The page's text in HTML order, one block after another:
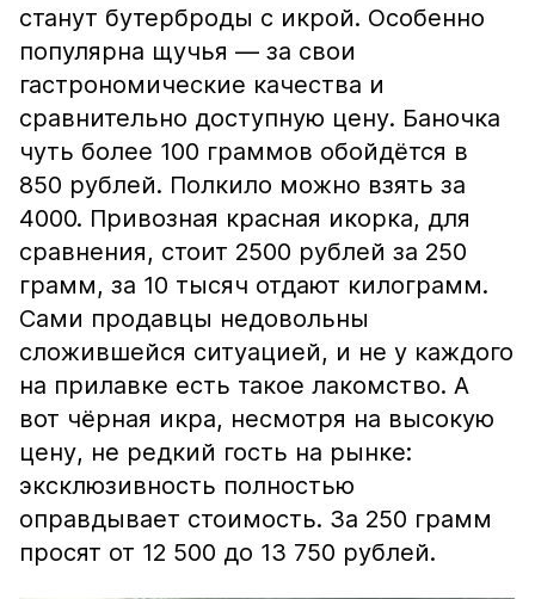
станут бутерброды с икрой. Особенно
популярна щучья — за свои
гастрономические качества и
сравнительно доступную цену. Баночка
чуть более 100 граммов обойдётся в
850 рублей. Полкило можно взять за
4000. Привозная красная икорка, для
сравнения, стоит 2500 рублей за 250
грамм, за 10 тысяч отдают килограмм.
Сами продавцы недовольны
сложившейся ситуацией, и не у каждого
на прилавке есть такое лакомство. А
вот чёрная икра, несмотря на высокую
цену, не редкий гость на рынке:
эксклюзивность полностью
оправдывает стоимость. За 250 грамм
просят от 12 500 до 13 750 рублей.